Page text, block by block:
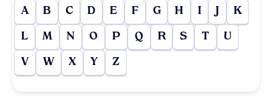
A B C D E F G H I J K
L M N O P Q R S T U
V W X Y Z